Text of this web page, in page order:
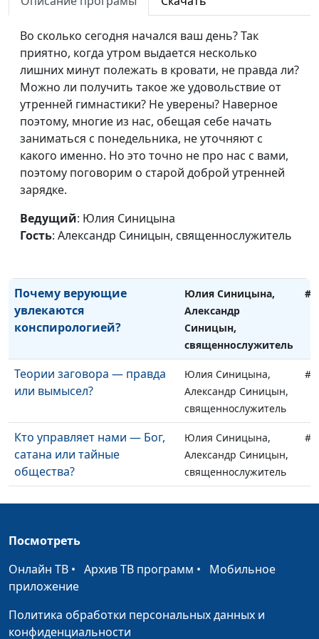
Во сколько сегодня начался ваш день? Так
приятно, когда утром выдается несколько
лишних минут полежать в кровати, не правда ли?
Можно ли получить такое же удовольствие от
утренней гимнастики? Не уверены? Наверное
поэтому, многие из нас, обещая себе начать
заниматься с понедельника, не уточняют с
какого именно. Но это точно не про нас с вами,
поэтому поговорим о старой доброй утренней
зарядке.
Ведущий: Юлия Синицына
Гость: Александр Синицын, священнослужитель
Духовная инфантильность.
Как достичь духовной
зрелости
Юлия Синицына,
Андрей Качалаба,
священнослужитель
Искусственный интеллект
— благо или зло?
Юлия Синицына,
Александр Синицын,
священнослужитель
хаоса информации?
Юлия Синицына,
Александр Синицын,
Чем привлекают
конспирология и теория
Юлия Синицына,
Александр Синицын,
Почему верующие
увлекаются
конспирологией?
Юлия Синицына,
Александр
Синицын,
священнослужитель
Теории заговора — правда
или вымысел?
Юлия Синицына,
Александр Синицын,
священнослужитель
Кто управляет нами — Бог,
сатана или тайные
общества?
Юлия Синицына,
Александр Синицын,
священнослужитель
Духовная связь поколений
Юлия Синицына,
Что такое славословие?
Юлия Синицына,
Твоя душа наполнена или
Посмотреть
Онлайн ТВ • Архив ТВ программ • Мобильное
приложение
Политика обработки персональных данных и
конфиденциальности